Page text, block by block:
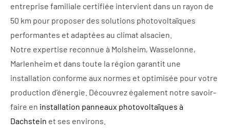
entreprise familiale certifiée intervient dans un rayon de
50 km pour proposer des solutions photovoltaïques
performantes et adaptées au climat alsacien.
Notre expertise reconnue à Molsheim, Wasselonne,
Marlenheim et dans toute la région garantit une
installation conforme aux normes et optimisée pour votre
production d’énergie. Découvrez également notre savoir-
faire en installation panneaux photovoltaïques à
Dachstein et ses environs.